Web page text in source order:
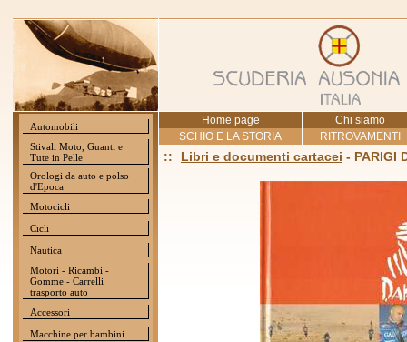
Automobili
Stivali Moto, Guanti e
Tute in Pelle
Orologi da auto e polso
d'Epoca
Motocicli
Cicli
Nautica
Motori - Ricambi -
Gomme - Carrelli
trasporto auto
Accessori
Macchine per bambini
Home page
Chi siamo
SCHIO E LA STORIA
RITROVAMENTI
:: Libri e documenti cartacei - PARIGI